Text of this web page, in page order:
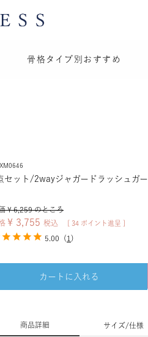
骨格タイプ別おすすめ
セット/2wayジャガードラッシュガ
¥ 6,259 のところ
¥ 3,755 税込 34 ポイント進呈 ]
5.00 (1 )
カートに入れる
商品詳細 サイズ/仕様